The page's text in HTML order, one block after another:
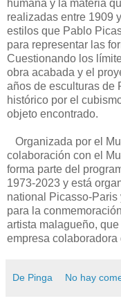
humana y la materia
realizadas entre 1909
estilos que Pablo
para representar las
Cuestionando los
obra acabada y el
años de esculturas de
histórico por el
objeto encontrado.
Organizada por el
colaboración con el
forma parte del
1973-2023 y está
national Picasso-
para la
artista malagueño,
empresa
De Pinga No hay